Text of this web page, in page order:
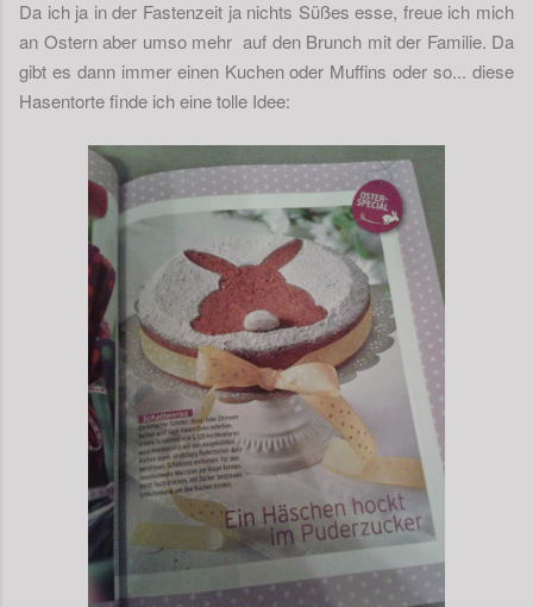
Da ich ja in der Fastenzeit ja nichts Süßes esse, freue ich mich
an Ostern aber umso mehr auf den Brunch mit der Familie. Da
gibt es dann immer einen Kuchen oder Muffins oder so... diese
Hasentorte finde ich eine tolle Idee: